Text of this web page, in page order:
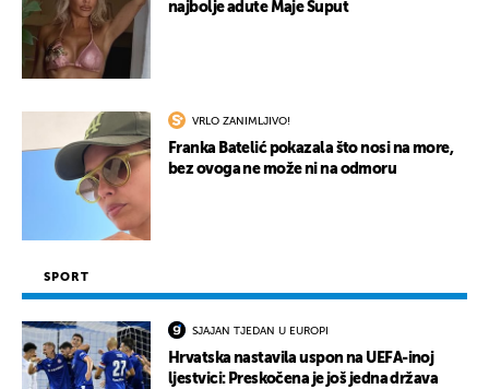
najbolje adute Maje Šuput
VRLO ZANIMLJIVO!
Franka Batelić pokazala što nosi na more,
bez ovoga ne može ni na odmoru
SPORT
SJAJAN TJEDAN U EUROPI
Hrvatska nastavila uspon na UEFA-inoj
ljestvici: Preskočena je još jedna država